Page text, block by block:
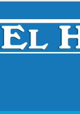
Skip
content